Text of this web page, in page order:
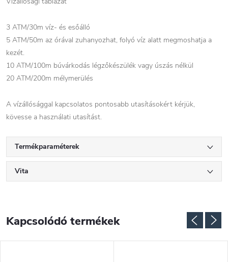
3 ATM/30m víz- és esőálló
5 ATM/50m az órával zuhanyozhat, folyó víz alatt megmoshatja a
kezét.
10 ATM/100m búvárkodás légzőkészülék vagy úszás nélkül
20 ATM/200m mélymerülés
A vízállósággal kapcsolatos pontosabb utasításokért kérjük,
kövesse a használati utasítást.
Termékparaméterek
Vita
Kapcsolódó termékek